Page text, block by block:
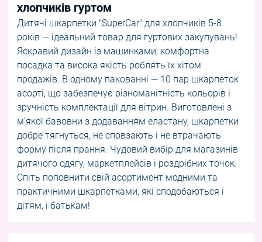
хлопчиків гуртом
Дитячі шкарпетки "SuperCar" для хлопчиків 5-8
років — ідеальний товар для гуртових закупувань!
Яскравий дизайн із машинками, комфортна
посадка та висока якість роблять їх хітом
продажів. В одному пакованні — 10 пар шкарпеток
асорті, що забезпечує різноманітність кольорів і
зручність комплектації для вітрин. Виготовлені з
м'якої бавовни з додаванням еластану, шкарпетки
добре тягнуться, не сповзають і не втрачають
форму після прання. Чудовий вибір для магазинів
дитячого одягу, маркетплейсів і роздрібних точок.
Спіть поповнити свій асортимент модними та
практичними шкарпетками, які сподобаються і
дітям, і батькам!